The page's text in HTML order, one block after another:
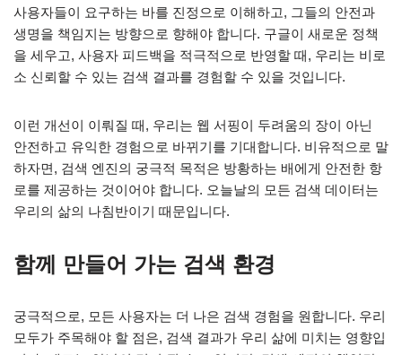
사용자들이 요구하는 바를 진정으로 이해하고, 그들의 안전과
생명을 책임지는 방향으로 향해야 합니다. 구글이 새로운 정책
을 세우고, 사용자 피드백을 적극적으로 반영할 때, 우리는 비로
소 신뢰할 수 있는 검색 결과를 경험할 수 있을 것입니다.
이런 개선이 이뤄질 때, 우리는 웹 서핑이 두려움의 장이 아닌
안전하고 유익한 경험으로 바뀌기를 기대합니다. 비유적으로 말
하자면, 검색 엔진의 궁극적 목적은 방황하는 배에게 안전한 항
로를 제공하는 것이어야 합니다. 오늘날의 모든 검색 데이터는
우리의 삶의 나침반이기 때문입니다.
함께 만들어 가는 검색 환경
궁극적으로, 모든 사용자는 더 나은 검색 경험을 원합니다. 우리
모두가 주목해야 할 점은, 검색 결과가 우리 삶에 미치는 영향입